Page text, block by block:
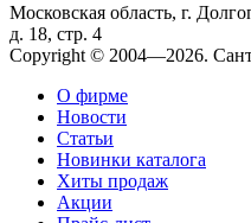
Московская область, г.
д. 18, стр. 4
Copyright © 2004—2026.
О фирме
Новости
Статьи
Новинки каталога
Хиты продаж
Акции